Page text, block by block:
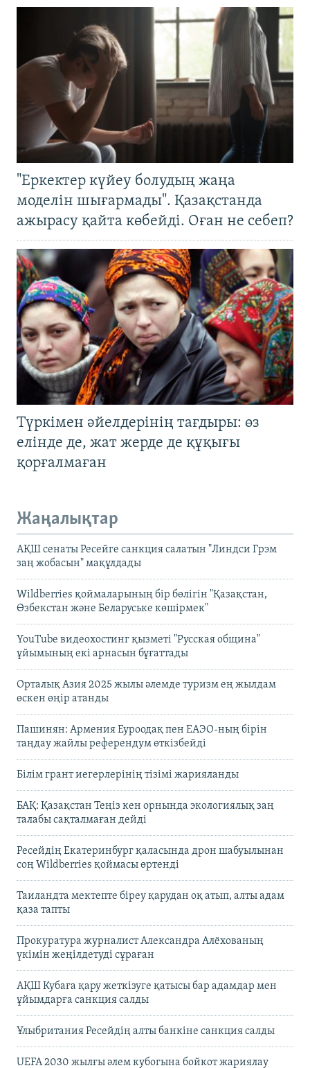
"Еркектер күйеу болудың жаңа
моделін шығармады". Қазақстанда
ажырасу қайта көбейді. Оған не себеп?
Түркімен әйелдерінің тағдыры: өз
елінде де, жат жерде де құқығы
қорғалмаған
Жаңалықтар
АҚШ сенаты Ресейге санкция салатын "Линдси Грэм
заң жобасын" мақұлдады
Wildberries қоймаларының бір бөлігін "Қазақстан,
Өзбекстан және Беларуське көшірмек"
YouTube видеохостинг қызметі "Русская община"
ұйымының екі арнасын бұғаттады
Орталық Азия 2025 жылы әлемде туризм ең жылдам
өскен өңір атанды
Пашинян: Армения Еуроодақ пен ЕАЭО-ның бірін
таңдау жайлы референдум өткізбейді
Білім грант иегерлерінің тізімі жарияланды
БАҚ: Қазақстан Теңіз кен орнында экологиялық заң
талабы сақталмаған дейді
Ресейдің Екатеринбург қаласында дрон шабуылынан
соң Wildberries қоймасы өртенді
Таиландта мектепте біреу қарудан оқ атып, алты адам
қаза тапты
Прокуратура журналист Александра Алёхованың
үкімін жеңілдетуді сұраған
АҚШ Кубаға қару жеткізуге қатысы бар адамдар мен
ұйымдарға санкция салды
Ұлыбритания Ресейдің алты банкіне санкция салды
UEFA 2030 жылғы әлем кубогына бойкот жариялау